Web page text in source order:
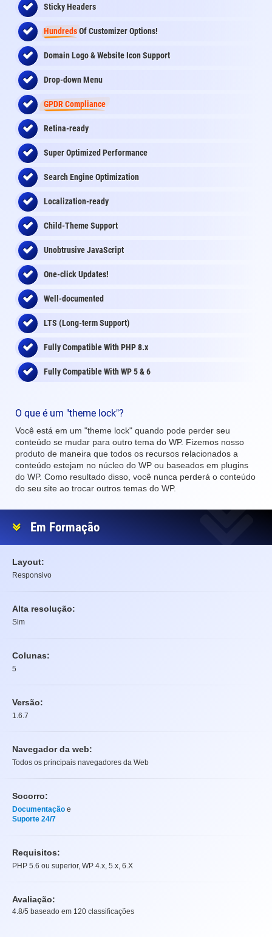
Sticky Headers
HundredsOf Customizer Options!
Domain Logo & Website Icon Support
Drop-down Menu
GPDR Compliance
Retina-ready
Super Optimized Performance
Search Engine Optimization
Localization-ready
Child-Theme Support
Unobtrusive JavaScript
One-click Updates!
Well-documented
LTS (Long-term Support)
Fully Compatible With PHP 8.x
Fully Compatible With WP 5 & 6
O que é um "theme lock"?
Você está em um "theme lock" quando pode perder seu
conteúdo se mudar para outro tema do WP. Fizemos nosso
produto de maneira que todos os recursos relacionados a
conteúdo estejam no núcleo do WP ou baseados em plugins
do WP. Como resultado disso, você nunca perderá o conteúdo
do seu site ao trocar outros temas do WP.
Em Formação
Layout:
Responsivo
Alta resolução:
Sim
Colunas:
5
Versão:
1.6.7
Navegador da web:
Todos os principais navegadores da Web
Socorro:
Documentação e
Suporte 24/7
Requisitos:
PHP 5.6 ou superior, WP 4.x, 5.x, 6.X
Avaliação:
4.8/5 baseado em 120 classificações